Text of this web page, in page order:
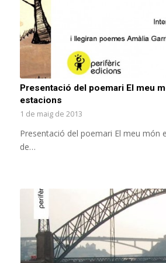
Presentació del poemari El meu
estacions
1 de maig de 2013
Presentació del poemari El meu món
de…